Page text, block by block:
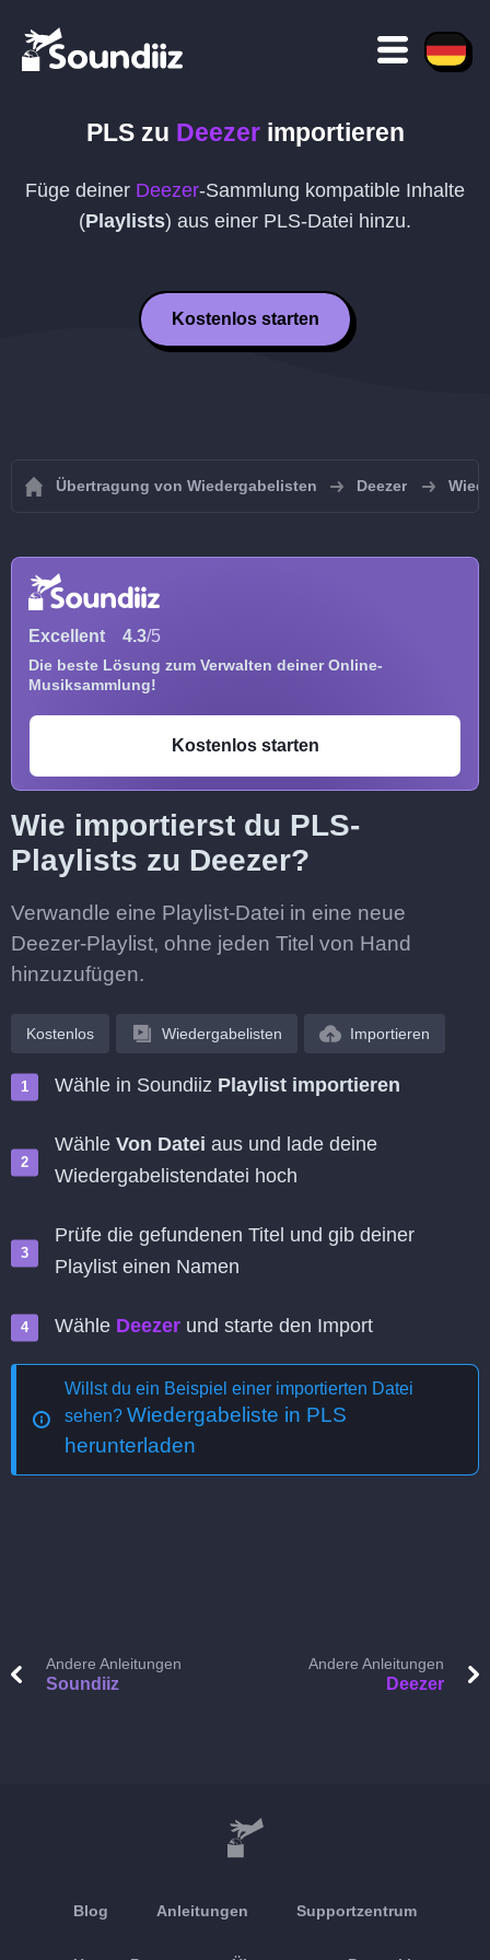
PLSzu Deezerimportieren
Füge deiner Deezer-Sammlung kompatible Inhalte
(Playlists) aus einer PLS-Datei hinzu.
Kostenlos starten
Übertragung von Wiedergabelisten Deezer
Excellent 4.3/5
Die beste Lösung zum Verwalten deiner Online-
Musiksammlung!
Kostenlos starten
Wie importierst du PLS-
Playlists zu Deezer?
Verwandle eine Playlist-Datei in eine neue
Deezer-Playlist, ohne jeden Titel von Hand
hinzuzufügen.
Kostenlos Wiedergabelisten Importieren
Wähle in Soundiiz Playlist importieren
Wähle Von Datei aus und lade deine
Wiedergabelistendatei hoch
Prüfe die gefundenen Titel und gib deiner
Playlist einen Namen
Wähle Deezer und starte den Import
Willst du ein Beispiel einer importierten Datei
sehen? Wiedergabeliste in PLS
herunterladen
Andere Anleitungen
Soundiiz
Andere Anleitungen
Deezer
Blog Anleitungen Supportzentrum